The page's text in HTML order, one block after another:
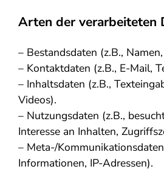
Arten der verarbeiteten
– Bestandsdaten (z.B.,
– Kontaktdaten (z.B., E-Mail,
– Inhaltsdaten (z.B.,
Videos).
– Nutzungsdaten (z.B.,
Interesse an Inhalten,
– Meta-/
Informationen, IP-Adressen).